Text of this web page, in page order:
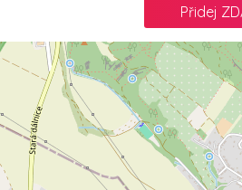
Přidej